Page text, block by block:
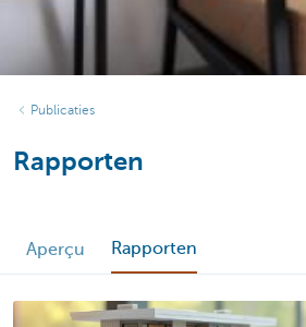
Publicaties
Rapporten
Aperçu Rapporten